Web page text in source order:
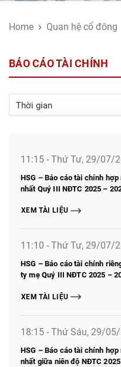
Home Quan hệ cổ đông
BÁO CÁO TÀI CHÍNH
11:15 - Thứ Tư, 29/07/
HSG – Báo cáo tài chính
nhất Quý III NĐTC 2025 –
XEM TÀI LIỆU
11:10 - Thứ Tư, 29/07/
HSG – Báo cáo tài chính
ty mẹ Quý III NĐTC 2025 –
XEM TÀI LIỆU
18:15 - Thứ Sáu, 29/
HSG – Báo cáo tài chính
nhất giữa niên độ NĐTC